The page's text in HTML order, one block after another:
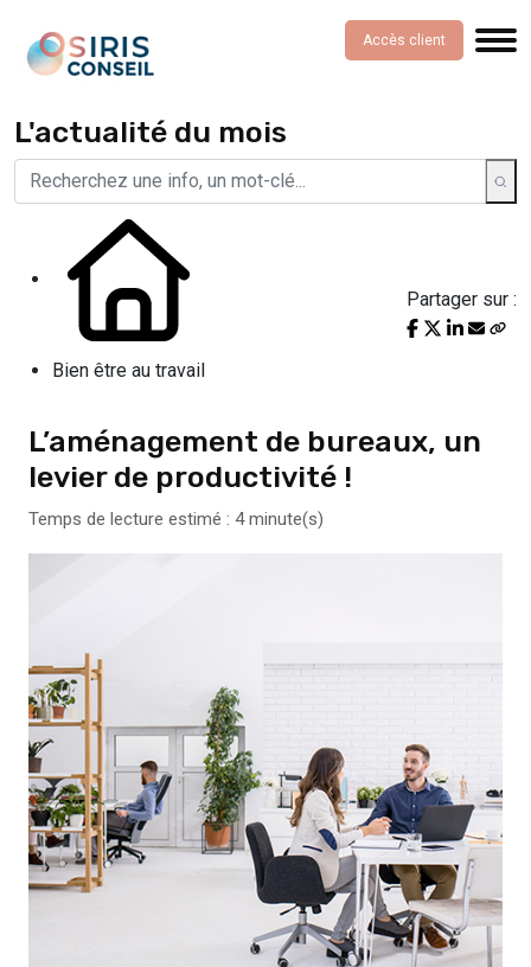
Accès client
L'actualité du mois
Bien être au travail
Partager sur :
L’aménagement de bureaux, un
levier de productivité !
Temps de lecture estimé : 4 minute(s)